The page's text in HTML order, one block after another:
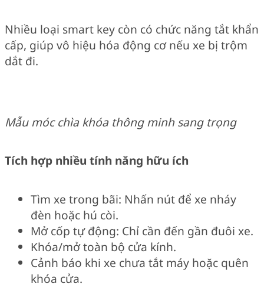
Nhiều loại smart key còn có chức năng tắt khẩn
cấp, giúp vô hiệu hóa động cơ nếu xe bị trộm
dắt đi.
Mẫu móc chìa khóa thông minh sang trọng
Tích hợp nhiều tính năng hữu ích
Tìm xe trong bãi: Nhấn nút để xe nháy
đèn hoặc hú còi.
Mở cốp tự động: Chỉ cần đến gần đuôi xe.
Khóa/mở toàn bộ cửa kính.
Cảnh báo khi xe chưa tắt máy hoặc quên
khóa cửa.